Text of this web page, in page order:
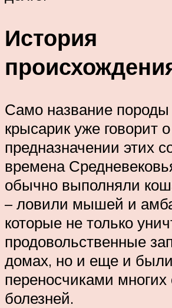
История
Само название породы
крысарик уже говорит о
предназначении этих
времена
обычно выполняли
– ловили мышей и
которые не только
продовольственные
домах, но и еще и были
переносчиками
болезней.